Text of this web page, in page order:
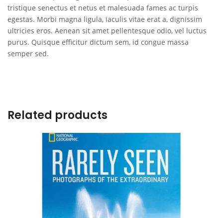
tristique senectus et netus et malesuada fames ac turpis
egestas. Morbi magna ligula, iaculis vitae erat a, dignissim
ultricies eros. Aenean sit amet pellentesque odio, vel luctus
purus. Quisque efficitur dictum sem, id congue massa
semper sed.
Related products